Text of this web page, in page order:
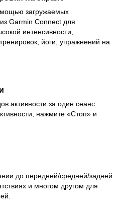
загружаемых
Garmin Connect для
интенсивности,
йоги, упражнений на
активности за один сеанс.
нажмите «Стоп» и
до передней/средней/задней
и многом другом для